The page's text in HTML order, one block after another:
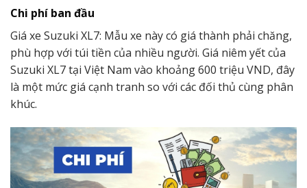
Chi phí ban đầu
Giá xe Suzuki XL7: Mẫu xe này có giá thành phải chăng,
phù hợp với túi tiền của nhiều người. Giá niêm yết của
Suzuki XL7 tại Việt Nam vào khoảng 600 triệu VND, đây
là một mức giá cạnh tranh so với các đối thủ cùng phân
khúc.